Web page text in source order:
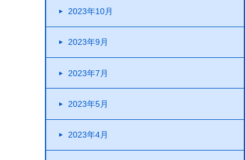
2023年10月
2023年9月
2023年7月
2023年5月
2023年4月